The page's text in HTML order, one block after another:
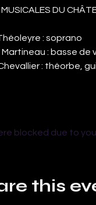
DU
: soprano
Martineau : basse de
: théorbe,
blocked due to
this